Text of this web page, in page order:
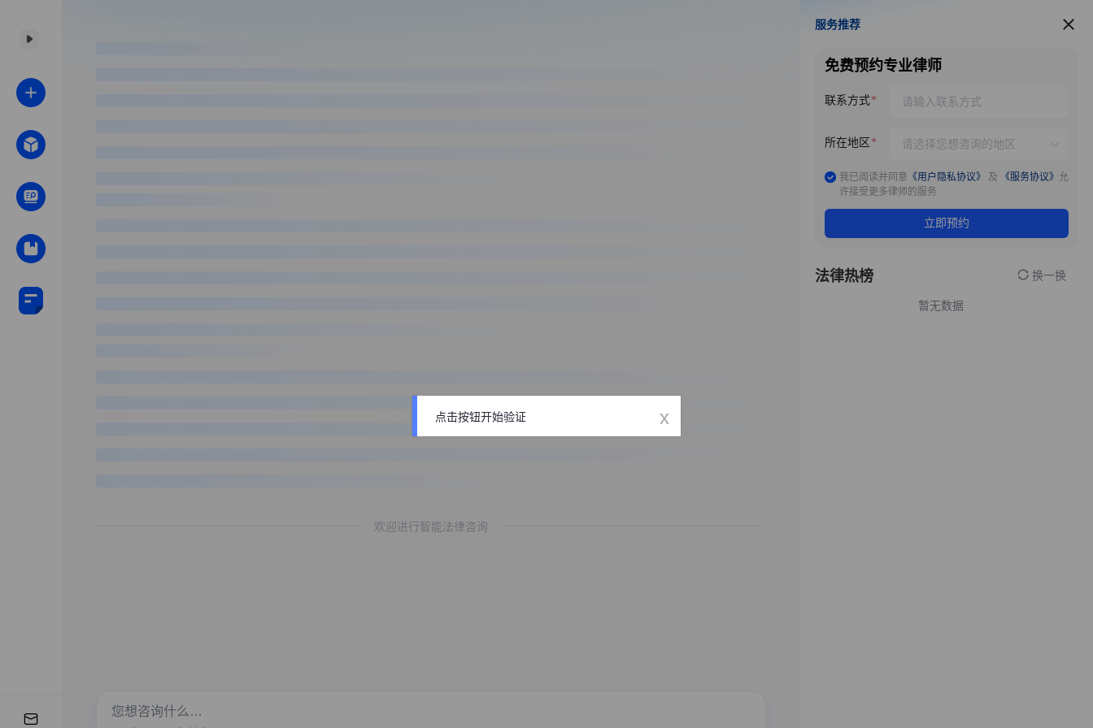
欢迎进行智能法律咨询
服务推荐
服务推荐
免费预约专业律师
联系方式
所在地区
我已阅读并同意 《用户隐私协议》 及 《服务协议》 允
许接受更多律师的服务
立即预约
法律热榜 换一换
暂无数据
点击按钮开始验证 x